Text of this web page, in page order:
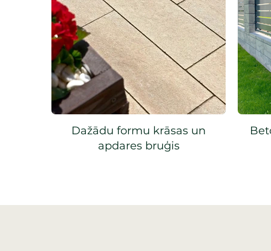
Dažādu formu krāsas un
apdares bruģis